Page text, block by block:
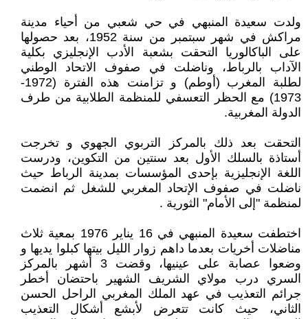
ولدت سعيدة المنبهي في حي شعبي من أحياء مدينة
مراكش في شهر سبتمبر من سنة 1952، بعد حصولها
على الباكالوريا التحقت بشعبة الأدب الإنجليزي بكلية
الآداب بالرباط، وناضلت في صفوف الاتحاد الوطني
لطلبة المغرب (أوطم) و تزامنت هذه الفترة (1972-
1973) مع الحظر التعسفي للمنظمة الطلابية من طرف
الدولة المغربية.
التحقت بعد ذلك بالمركز التربوي الجهوي و تخرجت
أستاذة بالسلك الأول بعد سنتين من التكوين، ودرست
اللغة الإنجليزية بإحدى المؤسسات بمدينة الرباط حيث
ناضلت في صفوف الإتحاد المغربي للشغل ثم انضمت
لمنظمة "إلى الأمام" الثورية .
اختطفت سعيدة المنبهي في 16 يناير 1976 بمعية ثلاث
مناضلات أخريات بعدما داهم زوار الليل بيتها كبلوا يديها و
وضعوا عصابة على عينيها، وقضت 3 أشهر بالمركز
السري درب مولاي الشريف الشهير باحتضان أخطر
جرائم التعذيب في عهد الملك المغربي الراحل الحسن
الثاني، حيث كانت تتعرض لأبشع أشكال التعذيب